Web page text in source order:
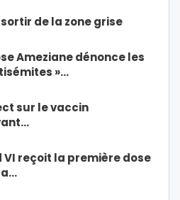
de la zone grise
Ameziane dénonce les
»…
sur le vaccin
VI reçoit la première dose